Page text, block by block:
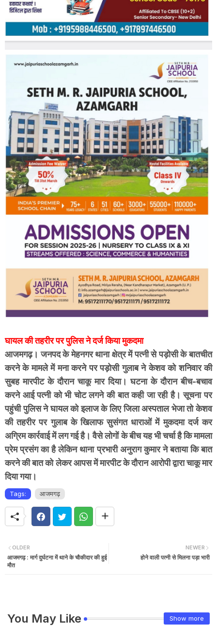
घायल की तहरीर पर पुलिस ने दर्ज किया मुकदमा
आजमगढ़। जनपद के मेहनगर थाना क्षेत्र में पत्नी से पड़ोसी के बातचीत
करने के मामले में मना करने पर पड़ोसी गुलाब ने केशव को शनिवार की
सुबह मारपीट के दौरान चाकू मार दिया। घटना के दौरान बीच-बचाव
करने आई पत्नी को भी चोट लगने की बात कही जा रही है। सूचना पर
पहुंची पुलिस ने घायल को इलाज के लिए जिला अस्पताल भेजा तो केशव
की तहरीर पर गुलाब के खिलाफ सुसंगत धाराओं में मुकदमा दर्ज कर
अग्रिम कार्रवाई में लग गई है। वैसे लोगों के बीच यह भी चर्चा है कि मामला
प्रेम प्रसंग का है लेकिन थाना प्रभारी अनुराग कुमार ने बताया कि बात
करने की बात को लेकर आपस में मारपीट के दौरान आरोपी द्वारा चाकू मार
दिया गया।
Tags: आजमगढ़
NEWER
होने वाली पत्नी से मिलना पड़ा भारी
OLDER
आजमगढ़ : मार्ग दुर्घटना में थाने के चौकीदार की हुई
मौत
You May Like Show more